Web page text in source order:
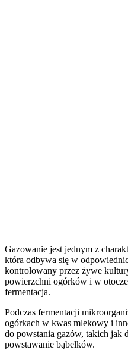
Gazowanie jest jednym z
która odbywa się w
kontrolowany przez żywe
powierzchni ogórków i w
fermentacja.
Podczas fermentacji
ogórkach w kwas mlekowy i
do powstania gazów, takich jak
powstawanie bąbelków.